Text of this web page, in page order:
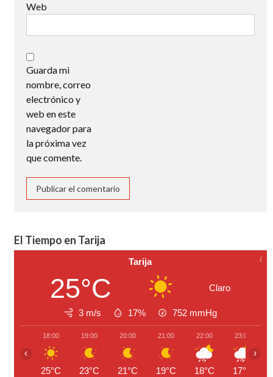
Web
Guarda mi
nombre, correo
electrónico y
web en este
navegador para
la próxima vez
que comente.
El Tiempo en Tarija
Tarija
25°C Claro
3 m/s 17% 752 mmHg
18:00
25°C
19:00
23°C
20:00
21°C
21:00
19°C
22:00
18°C
23:00
17°C
‹ ›